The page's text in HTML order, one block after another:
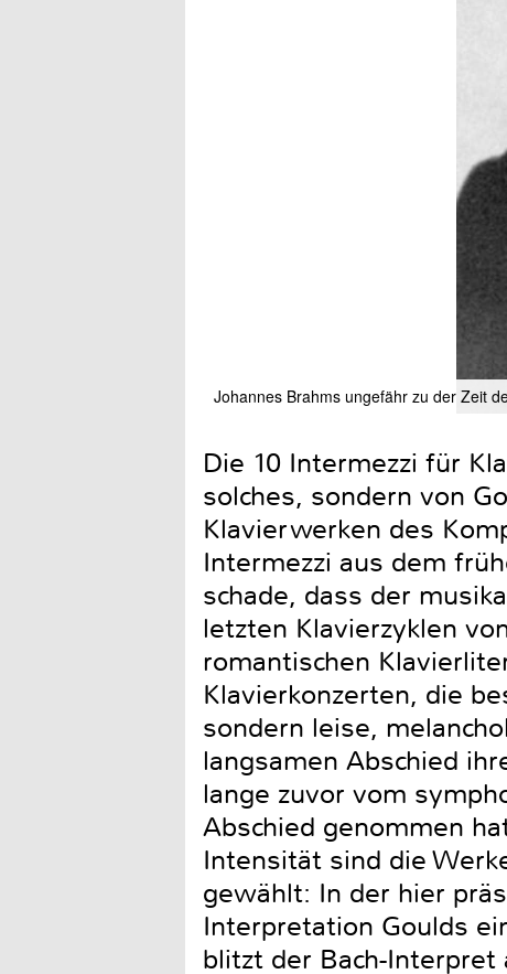
Johannes Brahms ungefähr zu der Zeit
Die 10 Intermezzi für
solches, sondern von
Klavierwerken des
Intermezzi aus dem
schade, dass der
letzten Klavierzyklen
romantischen
Klavierkonzerten, die
sondern leise,
langsamen Abschied
lange zuvor vom
Abschied genommen
Intensität sind die
gewählt: In der hier
Interpretation Goulds
blitzt der Bach-